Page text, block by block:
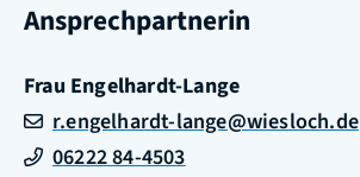
Ansprechpartnerin
Frau Engelhardt-Lange
r.engelhardt-lange@wiesloch.de
06222 84-4503